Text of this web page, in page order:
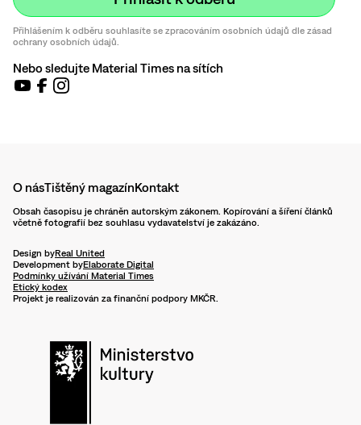
Přihlášením k odběru souhlasíte se zpracováním osobních údajů dle zásad
ochrany osobních údajů.
Nebo sledujte Material Times na sítích
O násTištěný magazínKontakt
Obsah časopisu je chráněn autorským zákonem. Kopírování a šíření článků
včetně fotografií bez souhlasu vydavatelství je zakázáno.
Design byReal United
Development byElaborate Digital
Podmínky užívání Material Times
Etický kodex
Projekt je realizován za finanční podpory MKČR.